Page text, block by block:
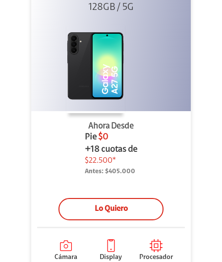
128GB / 5G
Ahora Desde
Pie $0
+18 cuotas de
$22.500*
Antes: $405.000
Lo Quiero
Cámara
Display
Procesador